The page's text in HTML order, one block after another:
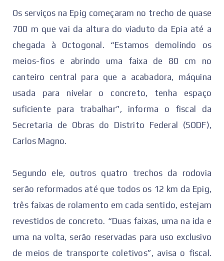
Os serviços na Epig começaram no trecho de quase
700 m que vai da altura do viaduto da Epia até a
chegada à Octogonal. “Estamos demolindo os
meios-fios e abrindo uma faixa de 80 cm no
canteiro central para que a acabadora, máquina
usada para nivelar o concreto, tenha espaço
suficiente para trabalhar”, informa o fiscal da
Secretaria de Obras do Distrito Federal (SODF),
Carlos Magno.
Segundo ele, outros quatro trechos da rodovia
serão reformados até que todos os 12 km da Epig,
três faixas de rolamento em cada sentido, estejam
revestidos de concreto. “Duas faixas, uma na ida e
uma na volta, serão reservadas para uso exclusivo
de meios de transporte coletivos”, avisa o fiscal.